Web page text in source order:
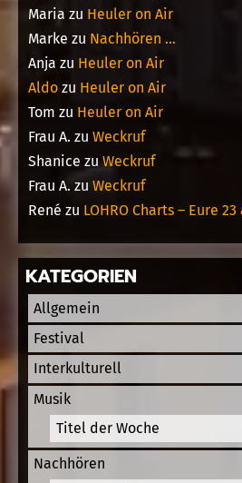
Maria zu Heuler on Air
Marke zu Nachhören …
Anja zu Heuler on Air
Aldo zu Heuler on Air
Tom zu Heuler on Air
Frau A. zu Weckruf
Shanice zu Weckruf
Frau A. zu Weckruf
René zu LOHRO Charts – Eure
KATEGORIEN
Allgemein
Festival
Interkulturell
Musik
Titel der Woche
Nachhören